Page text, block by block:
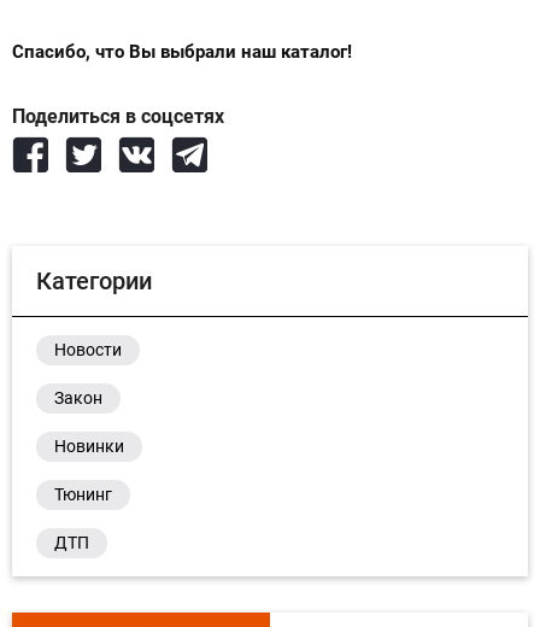
Спасибо, что Вы выбрали наш каталог!
Поделиться в соцсетях
Категории
Новости
Закон
Новинки
Тюнинг
ДТП